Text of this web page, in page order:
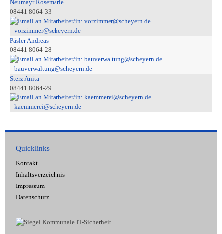
Neumayr Rosemarie
08441 8064-33
vorzimmer@scheyern.de
Päsler Andreas
08441 8064-28
bauverwaltung@scheyern.de
Sterz Anita
08441 8064-29
kaemmerei@scheyern.de
Quicklinks
Kontakt
Inhaltsverzeichnis
Impressum
Datenschutz